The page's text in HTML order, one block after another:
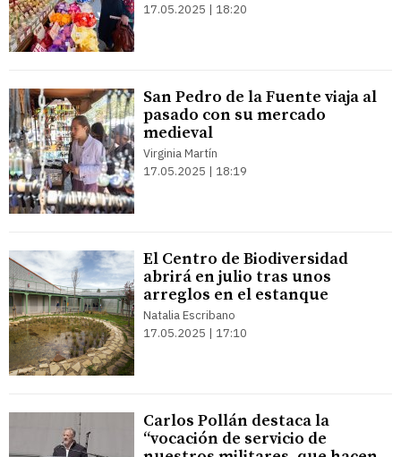
17.05.2025 | 18:20
San Pedro de la Fuente viaja al
pasado con su mercado
medieval
Virginia Martín
17.05.2025 | 18:19
El Centro de Biodiversidad
abrirá en julio tras unos
arreglos en el estanque
Natalia Escribano
17.05.2025 | 17:10
Carlos Pollán destaca la
“vocación de servicio de